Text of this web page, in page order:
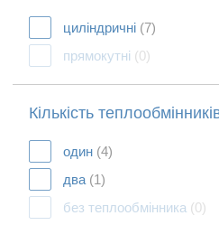
циліндричні (7)
прямокутні (0)
Кількість
один (4)
два (1)
без теплообмінника (0)